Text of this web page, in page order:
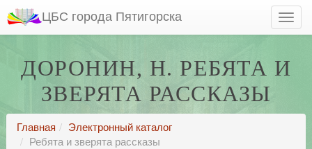
ЦБС города Пятигорска
ДОРОНИН, Н. РЕБЯТА И
ЗВЕРЯТА РАССКАЗЫ
Главная
Электронный каталог
Ребята и зверята рассказы